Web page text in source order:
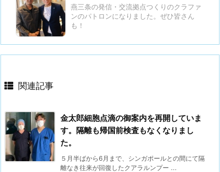
燕三条の発信・交流拠点つくりのクラファ
ンのパトロンになりました。ぜひ皆さん
も！
関連記事
金太郎細胞点滴の御案内を再開していま
す。隔離も帰国前検査もなくなりまし
た。
５月半ばから6月まで、シンガポールとの間にて隔
離なき往来が回復したクアラルンプー ...